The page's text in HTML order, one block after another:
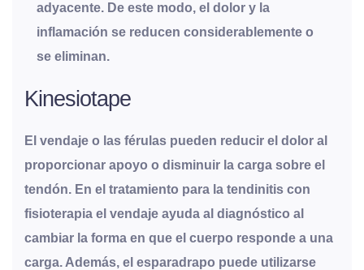
adyacente. De este modo, el dolor y la
inflamación se reducen considerablemente o
se eliminan.
Kinesiotape
El vendaje o las férulas pueden reducir el dolor al
proporcionar apoyo o disminuir la carga sobre el
tendón. En el tratamiento para la tendinitis con
fisioterapia el vendaje ayuda al diagnóstico al
cambiar la forma en que el cuerpo responde a una
carga. Además, el esparadrapo puede utilizarse